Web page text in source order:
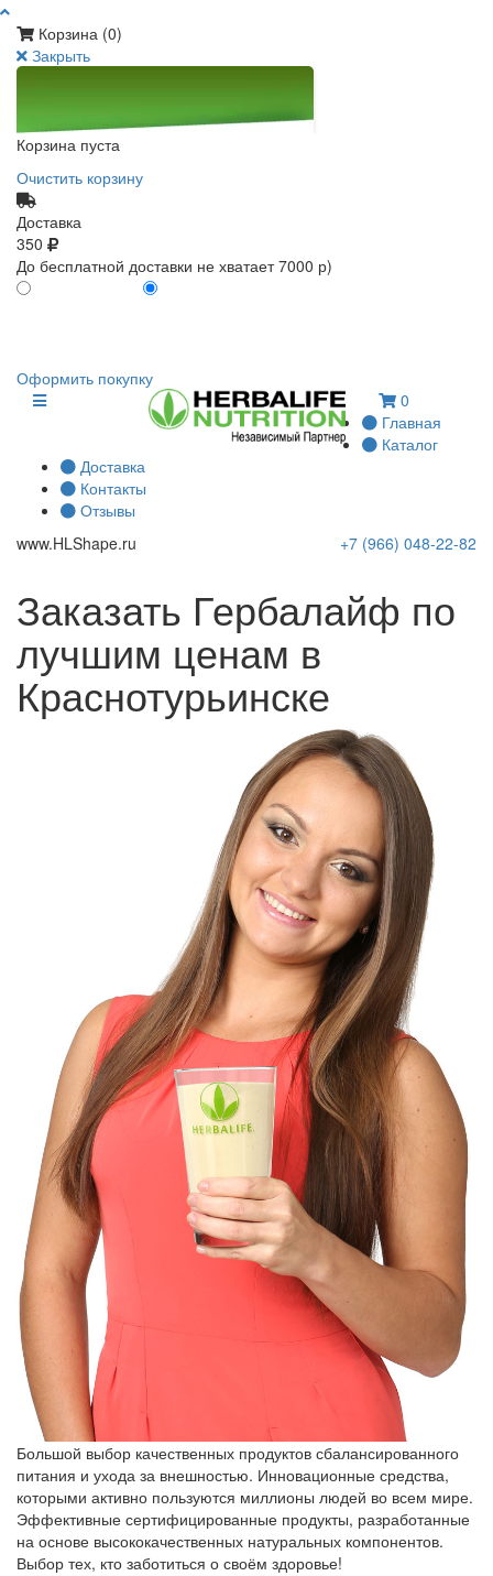
Корзина (0)
Закрыть
Корзина пуста
Очистить корзину
Доставка
350
До бесплатной доставки не хватает 7000 р)
Оформить покупку
0
Главная
Каталог
Доставка
Контакты
Отзывы
www.HLShape.ru +7 (966) 048-22-82
Заказать Гербалайф по
лучшим ценам в
Краснотурьинске
Большой выбор качественных продуктов сбалансированного
питания и ухода за внешностью. Инновационные средства,
которыми активно пользуются миллионы людей во всем мире.
Эффективные сертифицированные продукты, разработанные
на основе высококачественных натуральных компонентов.
Выбор тех, кто заботиться о своём здоровье!